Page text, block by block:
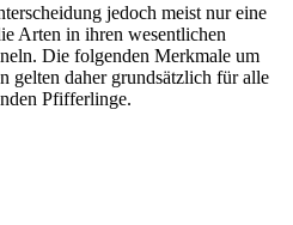
jedoch meist nur eine
Arten in ihren wesentlichen
Die folgenden Merkmale um
gelten daher grundsätzlich für alle
Pfifferlinge.